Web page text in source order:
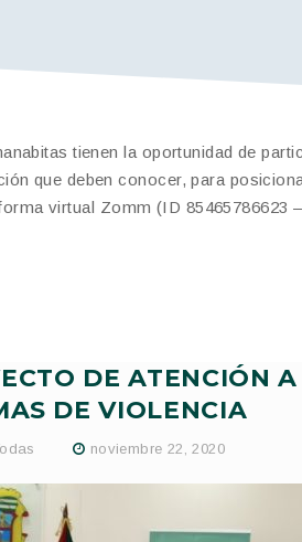
tienen la oportunidad de
que deben conocer, para
virtual Zomm (ID 85465786623
DE ATENCIÓN
DE VIOLENCIA
noviembre 22, 2020